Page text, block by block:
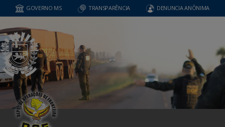
GOVERNO MS TRANSPARÊNCIA DENUNCIA ANÔNIMA